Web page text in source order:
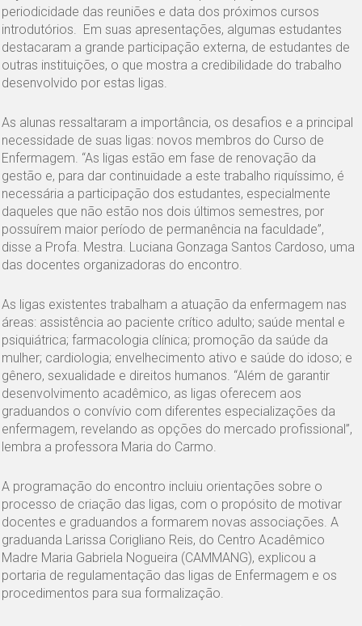
periodicidade das reuniões e data dos próximos cursos
introdutórios. Em suas apresentações, algumas estudantes
destacaram a grande participação externa, de estudantes de
outras instituições, o que mostra a credibilidade do trabalho
desenvolvido por estas ligas.
As alunas ressaltaram a importância, os desafios e a principal
necessidade de suas ligas: novos membros do Curso de
Enfermagem. “As ligas estão em fase de renovação da
gestão e, para dar continuidade a este trabalho riquíssimo, é
necessária a participação dos estudantes, especialmente
daqueles que não estão nos dois últimos semestres, por
possuírem maior período de permanência na faculdade”,
disse a Profa. Mestra. Luciana Gonzaga Santos Cardoso, uma
das docentes organizadoras do encontro.
As ligas existentes trabalham a atuação da enfermagem nas
áreas: assistência ao paciente crítico adulto; saúde mental e
psiquiátrica; farmacologia clínica; promoção da saúde da
mulher; cardiologia; envelhecimento ativo e saúde do idoso; e
gênero, sexualidade e direitos humanos. “Além de garantir
desenvolvimento acadêmico, as ligas oferecem aos
graduandos o convívio com diferentes especializações da
enfermagem, revelando as opções do mercado profissional”,
lembra a professora Maria do Carmo.
A programação do encontro incluiu orientações sobre o
processo de criação das ligas, com o propósito de motivar
docentes e graduandos a formarem novas associações. A
graduanda Larissa Corigliano Reis, do Centro Acadêmico
Madre Maria Gabriela Nogueira (CAMMANG), explicou a
portaria de regulamentação das ligas de Enfermagem e os
procedimentos para sua formalização.